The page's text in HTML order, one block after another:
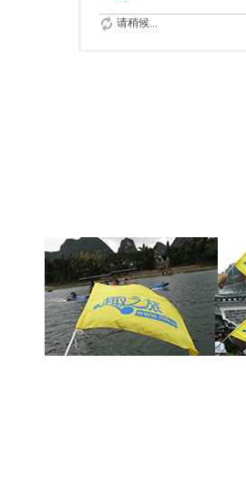
请稍候...